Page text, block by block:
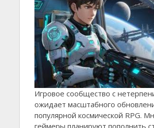
Игровое сообщество с
ожидает масштабного
популярной космической RPG.
геймеры планируют пополнить